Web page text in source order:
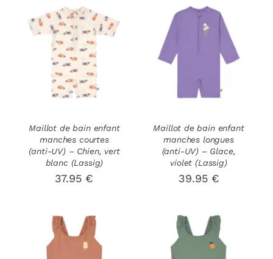
PAGE
DU
PRODUIT
PAGE
DU
PRODUIT
CHOIX DES
OPTIONS CE
PRODUIT
A
PLUSIEURS
OPTIONS
PEUVENT
ÊTRE
CHOISIES
SUR
DU
PRODUIT
/
DÉTAILS
Maillot de bain enfant
manches courtes
(anti-UV) – Chien, vert
blanc (Lassig)
37.95 €
OPTIONS
CE
PRODUIT
PLUSIEURS
OPTIONS
PEUVENT
ÊTRE
CHOISIES
SUR
DU
PRODUIT
/
Maillot de bain enfant
manches longues
(anti-UV) – Glace,
violet (Lassig)
39.95 €
CHOIX DES
CHOIX DES